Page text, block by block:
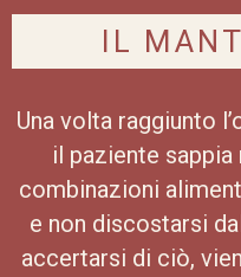
IL
Una volta raggiunto
il paziente
combinazioni
e non discostarsi
accertarsi di ciò,